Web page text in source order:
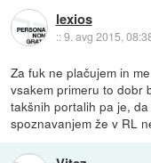
lexios
::9. avg 2015,
Za fuk ne plačujem in
vsakem primeru to dobr
takšnih portalih pa je,
spoznavanjem že v RL